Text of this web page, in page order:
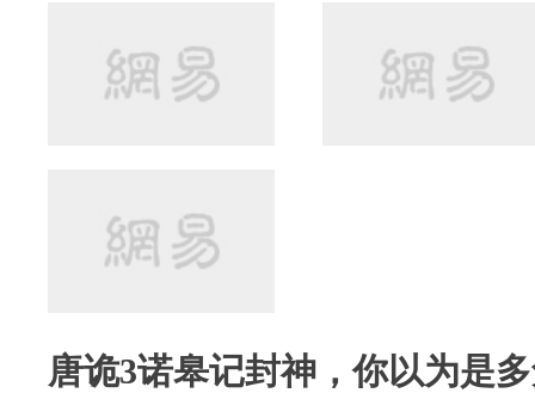
唐诡3诺皋记封神，你以为是